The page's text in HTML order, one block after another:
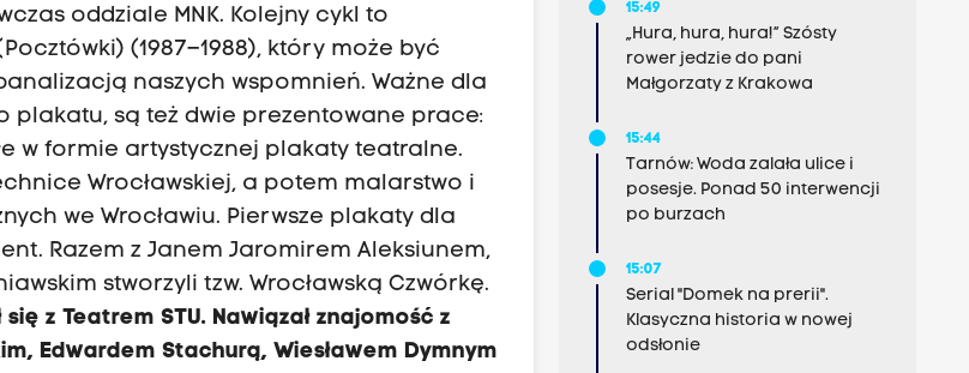
oddziale MNK. Kolejny cykl to
(1987–1988), który może być
naszych wspomnień. Ważne dla
plakatu, są też dwie prezentowane prace:
w formie artystycznej plakaty teatralne.
Wrocławskiej, a potem malarstwo i
we Wrocławiu. Pierwsze plakaty dla
Razem z Janem Jaromirem Aleksiunem,
stworzyli tzw. Wrocławską Czwórkę.
z Teatrem STU. Nawiązał znajomość z
Edwardem Stachurą, Wiesławem Dymnym
15:49
„Hura, hura, hura!” Szósty
rower jedzie do pani
Małgorzaty z Krakowa
15:44
Tarnów: Woda zalała ulice i
posesje. Ponad 50 interwencji
po burzach
15:07
Serial "Domek na prerii".
Klasyczna historia w nowej
odsłonie